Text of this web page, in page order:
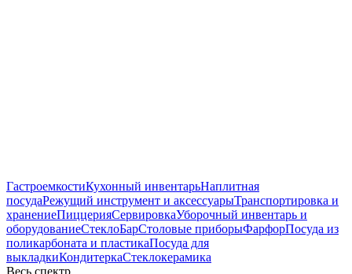
ГастроемкостиКухонный инвентарьНаплитная
посудаРежущий инструмент и аксессуарыТранспортировка и
хранениеПиццерияСервировкаУборочный инвентарь и
оборудованиеСтеклоБарСтоловые приборыФарфорПосуда из
поликарбоната и пластикаПосуда для
выкладкиКондитеркаСтеклокерамика
Весь спектр